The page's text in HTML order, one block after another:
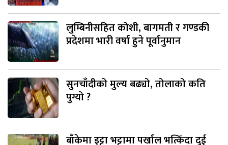
लुम्बिनीसहित कोशी, बागमती र गण्डकी
प्रदेशमा भारी वर्षा हुने पूर्वानुमान
सुनचाँदीको मुल्य बढ्यो, तोलाको कति
पुग्यो ?
बाँकेमा इट्टा भट्टामा पर्खाल भत्किँदा दुई